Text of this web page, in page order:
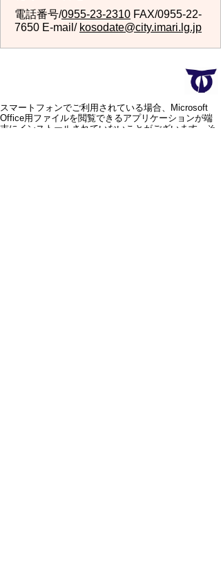
電話番号/0955-23-2310 FAX/0955-22-
7650 E-mail/ kosodate@city.imari.lg.jp
スマートフォンでご利用されている場合、Microsoft
Office用ファイルを閲覧できるアプリケーションが端
末にインストールされていないことがございます。そ